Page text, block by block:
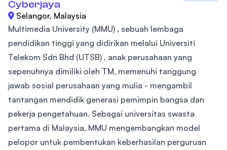
Cyberjaya
Selangor, Malaysia
Multimedia University (MMU) , sebuah lembaga
pendidikan tinggi yang didirikan melalui Universiti
Telekom Sdn Bhd (UTSB) , anak perusahaan yang
sepenuhnya dimiliki oleh TM, memenuhi tanggung
jawab sosial perusahaan yang mulia - mengambil
tantangan mendidik generasi pemimpin bangsa dan
pekerja pengetahuan. Sebagai universitas swasta
pertama di Malaysia, MMU mengembangkan model
pelopor untuk pembentukan keberhasilan perguruan